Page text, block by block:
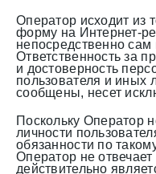
Оператор исходит из
форму на Интернет-
непосредственно сам
Ответственность за
и достоверность
пользователя и иных
сообщены, несет
Поскольку Оператор
личности
обязанности по
Оператор не отвечает
действительно